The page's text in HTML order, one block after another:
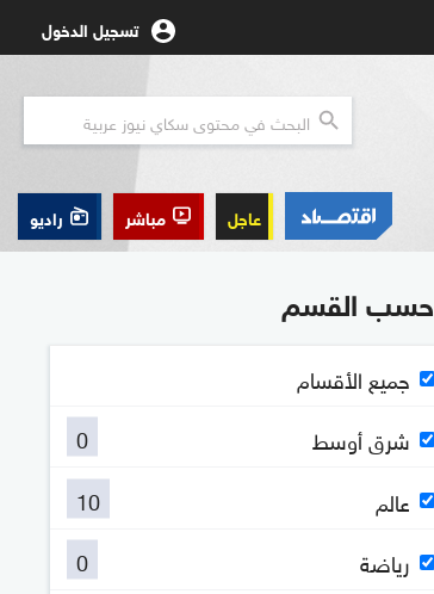
تسجيل الدخول
عاجل مباشر راديو
حسب القسم
جميع الأقسام
شرق أوسط
0
عالم
10
رياضة
0